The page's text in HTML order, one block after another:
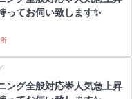
ってお伺い致します✨
ング全般対応🌟人気急上昇